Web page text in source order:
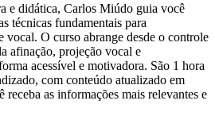
e didática, Carlos Miúdo guia você
técnicas fundamentais para
vocal. O curso abrange desde o controle
afinação, projeção vocal e
acessível e motivadora. São 1 hora
com conteúdo atualizado em
receba as informações mais relevantes e